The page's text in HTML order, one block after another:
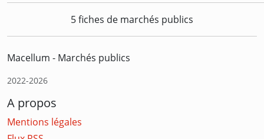
5 fiches de marchés publics
Macellum - Marchés publics
2022-2026
A propos
Mentions légales